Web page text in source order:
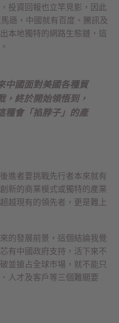
投資回報也立竿見影，因此
遜，中國就有百度、騰訊及
本地獨特的網路生態鏈，這
中國面對美國各種貿
，終於開始領悟到，
種會「掐脖子」的產
進者要挑戰先行者本來就有
新的商業模式或獨特的產業
越現有的領先者，更是難上
的發展前景，這個結論我覺
有中國政府支持，活下來不
並搶占全球市場，就不能只
人才及客戶等三個難關要